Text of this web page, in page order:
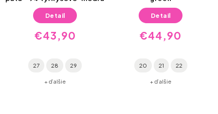
€43,90
Detail
27 28 29
+ ďalšie
€44,90
Detail
20 21 22
+ ďalšie